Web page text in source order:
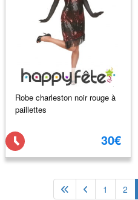
Robe charleston noir rouge à
paillettes
30€
1 2